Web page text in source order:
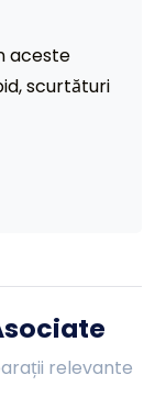
aceste
scurtături
relevante